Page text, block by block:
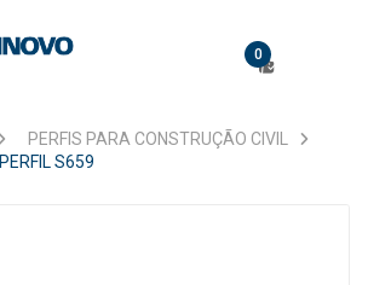
0
PERFIS PARA CONSTRUÇÃO CIVIL
PERFIL S659